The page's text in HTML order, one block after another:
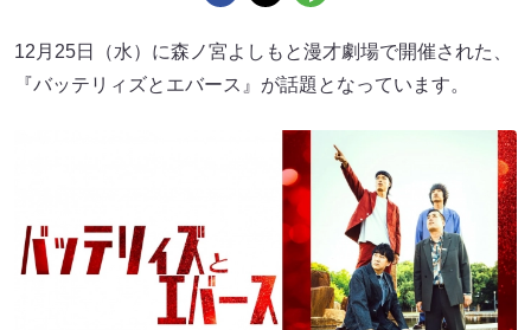
12月25日（水）に森ノ宮よしもと漫才劇場で開催された、
『バッテリィズとエバース』が話題となっています。